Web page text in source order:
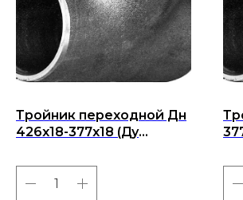
Тройник переходной Дн
426х18-377х18 (Ду
ГОСТ 17376-2001